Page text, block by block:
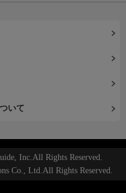
いて
Inc.All Rights Reserved.
Co., Ltd.All Rights Reserved.